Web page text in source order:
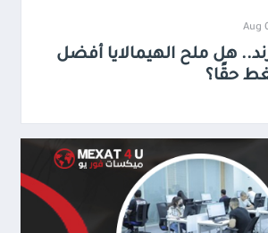
Aug
هل ملح الهيمالايا أفضل
حقًا؟